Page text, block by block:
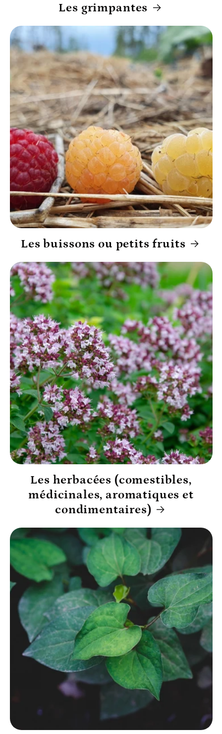
Les grimpantes
Les buissons ou petits fruits
Les herbacées (comestibles,
médicinales, aromatiques et
condimentaires)